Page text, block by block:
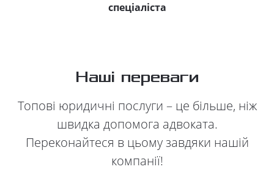
спеціаліста
Наші переваги
Топові юридичні послуги – це більше, ніж
швидка допомога адвоката.
Переконайтеся в цьому завдяки нашій
компанії!